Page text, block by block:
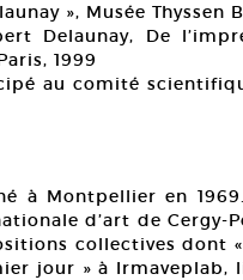
», Musée Thyssen
Delaunay, De
1999
au comité
à Montpellier en
d’art de Cergy-
collectives dont
jour » à